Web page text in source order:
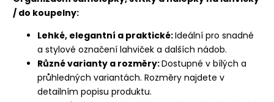
/ do koupelny:
Lehké, elegantní a praktické:Ideální pro snadné
a stylové označení lahviček a dalších nádob.
Různé varianty a rozměry:Dostupné v bílých a
průhledných variantách. Rozměry najdete v
detailním popisu produktu.